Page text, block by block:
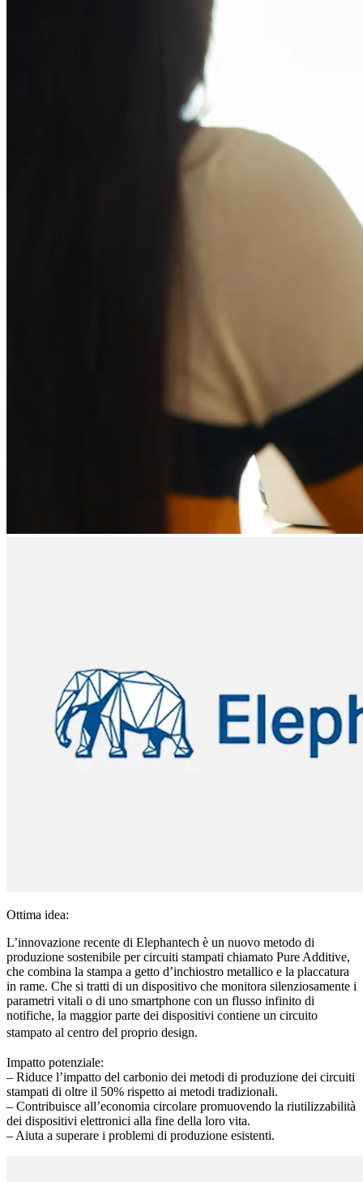
Ottima idea:
L’innovazione recente di Elephantech è un nuovo metodo di
produzione sostenibile per circuiti stampati chiamato Pure Additive,
che combina la stampa a getto d’inchiostro metallico e la placcatura
in rame. Che si tratti di un dispositivo che monitora silenziosamente i
parametri vitali o di uno smartphone con un flusso infinito di
notifiche, la maggior parte dei dispositivi contiene un circuito
stampato al centro del proprio design.
Impatto potenziale:
– Riduce l’impatto del carbonio dei metodi di produzione dei circuiti
stampati di oltre il 50% rispetto ai metodi tradizionali.
– Contribuisce all’economia circolare promuovendo la riutilizzabilità
dei dispositivi elettronici alla fine della loro vita.
– Aiuta a superare i problemi di produzione esistenti.